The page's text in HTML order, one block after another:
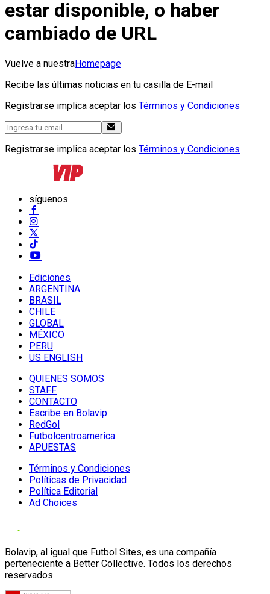
estar disponible, o haber
cambiado de URL
Vuelve a nuestraHomepage
Recibe las últimas noticias en tu casilla de E-mail
Registrarse implica aceptar los Términos y Condiciones
Registrarse implica aceptar los Términos y Condiciones
síguenos
Ediciones
ARGENTINA
BRASIL
CHILE
GLOBAL
MÉXICO
PERU
US ENGLISH
QUIENES SOMOS
STAFF
CONTACTO
Escribe en Bolavip
RedGol
Futbolcentroamerica
APUESTAS
Términos y Condiciones
Políticas de Privacidad
Política Editorial
Ad Choices
Bolavip, al igual que Futbol Sites, es una compañía
perteneciente a Better Collective. Todos los derechos
reservados